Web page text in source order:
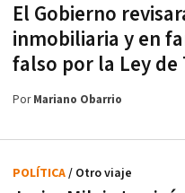
El Gobierno
inmobiliaria y en
falso por la Ley de
PorMariano Obarrio
POLÍTICA/ Otro viaje